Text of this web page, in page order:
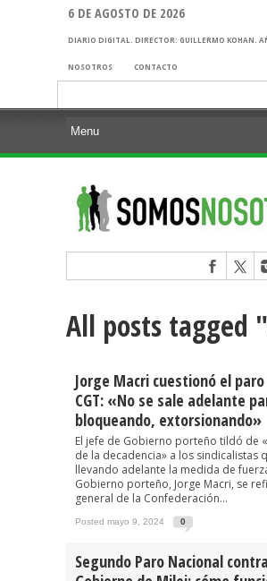
6 DE AGOSTO DE 2026
DIARIO DIGITAL. DIRECTOR: GUILLERMO KOHAN.
NOSOTROS CONTACTO
All posts tagged
Jorge Macri cuestionó el
CGT: «No se sale adelante
bloqueando, extorsionando»
El jefe de Gobierno porteño tildó de
de la decadencia» a los sindicalistas
llevando adelante la medida de
Gobierno porteño, Jorge Macri, se
general de la Confederación...
Posted mayo 9, 2024 0
Segundo Paro Nacional